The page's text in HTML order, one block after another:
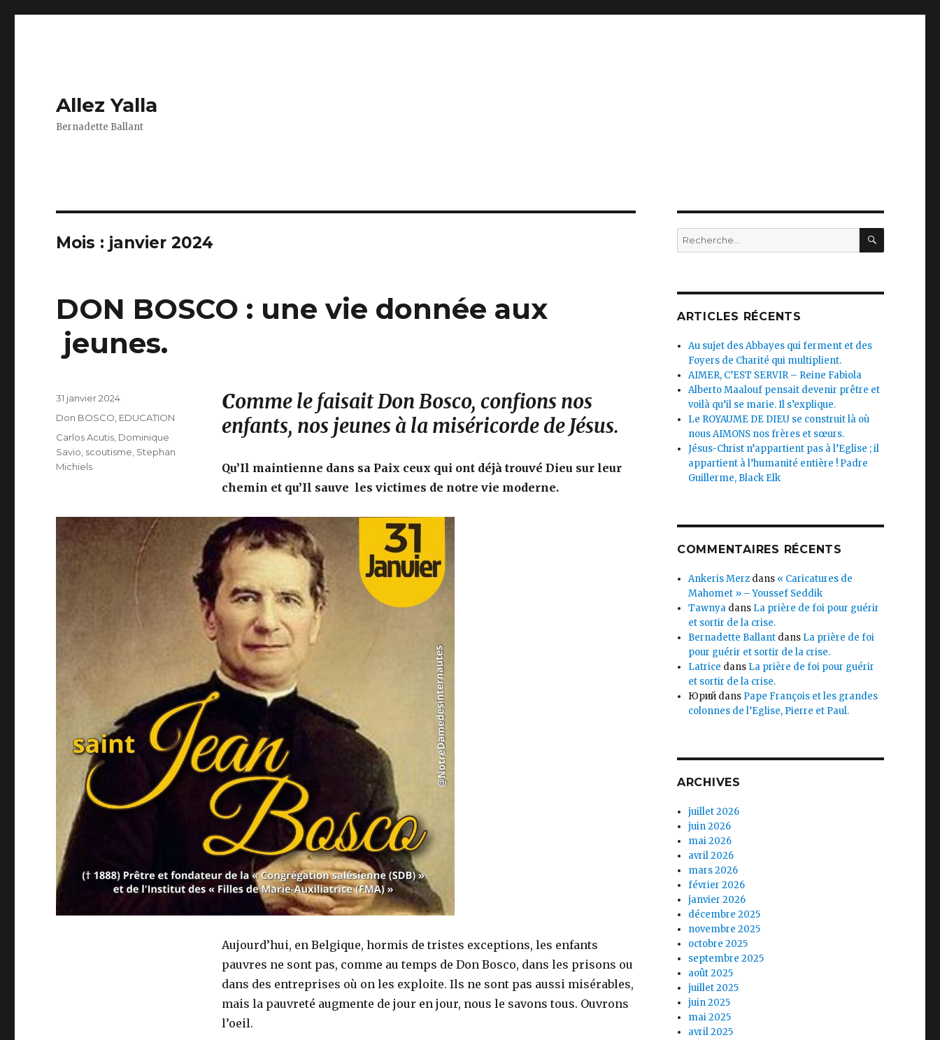
Allez Yalla
Bernadette Ballant
Mois : janvier 2024
DON BOSCO : une vie donnée aux
jeunes.
Comme le faisait Don Bosco, confions nos
enfants, nos jeunes à la miséricorde de Jésus.
Qu’Il maintienne dans sa Paix ceux qui ont déjà trouvé Dieu sur leur
chemin et qu’Il sauve les victimes de notre vie moderne.
Aujourd’hui, en Belgique, hormis de tristes exceptions, les enfants
pauvres ne sont pas, comme au temps de Don Bosco, dans les prisons ou
dans des entreprises où on les exploite. Ils ne sont pas aussi misérables,
mais la pauvreté augmente de jour en jour, nous le savons tous. Ouvrons
l’oeil.
Publié
31 janvier 2024
Catégories
Don BOSCO EDUCATION
Étiquettes
Carlos Acutis Dominique
Savio scoutisme Stephan
Michiels
Recherche
pour
ARTICLES RÉCENTS
Au sujet des Abbayes qui ferment et des
Foyers de Charité qui multiplient.
AIMER, C’EST SERVIR – Reine Fabiola
Alberto Maalouf pensait devenir prêtre et
voilà qu’il se marie. Il s’explique.
Le ROYAUME DE DIEU se construit là où
nous AIMONS nos frères et sœurs.
Jésus-Christ n’appartient pas à l’Eglise ; il
appartient à l’humanité entière ! Padre
Guillerme, Black Elk
COMMENTAIRES RÉCENTS
Ankeris Merz dans « Caricatures de
Mahomet » – Youssef Seddik
Tawnya dans La prière de foi pour guérir
et sortir de la crise.
Bernadette Ballant dans La prière de foi
pour guérir et sortir de la crise.
Latrice dans La prière de foi pour guérir
et sortir de la crise.
Юрий dans Pape François et les grandes
colonnes de l’Eglise, Pierre et Paul.
ARCHIVES
juillet 2026
juin 2026
mai 2026
avril 2026
mars 2026
février 2026
janvier 2026
décembre 2025
novembre 2025
octobre 2025
septembre 2025
août 2025
juillet 2025
juin 2025
mai 2025
avril 2025